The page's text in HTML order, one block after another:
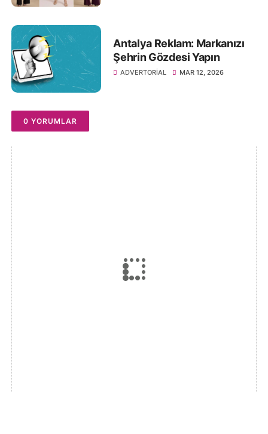
Antalya Reklam: Markanızı
Şehrin Gözdesi Yapın
ADVERTORIAL MAR 12, 2026
0 YORUMLAR